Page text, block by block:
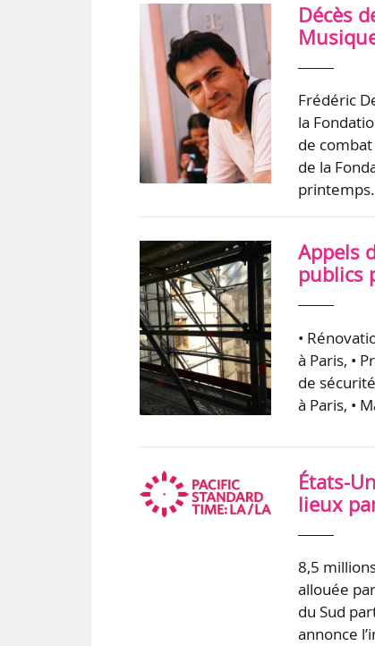
Décès
Frédéric
la
de
de la
Appels
publics
•
à Paris, •
de
à Paris, •
États-
lieux
8,5
allouée
du Sud
annonce